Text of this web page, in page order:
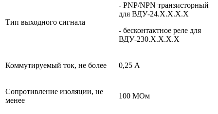
Тип выходного сигнала
- PNP/NPN транзисторный
для ВДУ-24.Х.Х.Х.Х
- бесконтактное реле для
ВДУ-230.Х.Х.Х.Х
Коммутируемый ток, не более 0,25 А
Сопротивление изоляции, не
менее
100 МОм